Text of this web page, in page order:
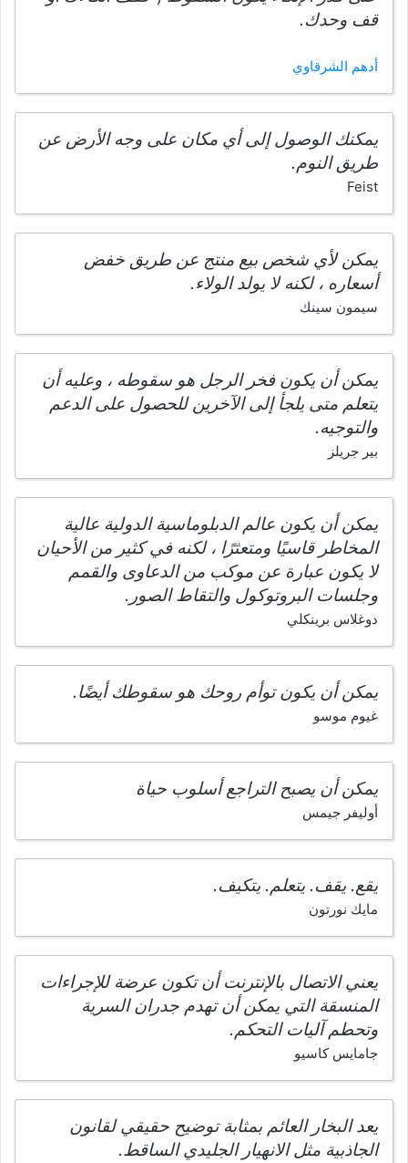
قف وحدك.
أدهم الشرقاوي
يمكنك الوصول إلى أي مكان على وجه الأرض عن
طريق النوم.
Feist
يمكن لأي شخص بيع منتج عن طريق خفض
أسعاره ، لكنه لا يولد الولاء.
سيمون سينك
يمكن أن يكون فخر الرجل هو سقوطه ، وعليه أن
يتعلم متى يلجأ إلى الآخرين للحصول على الدعم
والتوجيه.
بير جريلز
يمكن أن يكون عالم الدبلوماسية الدولية عالية
المخاطر قاسيًا ومتعثرًا ، لكنه في كثير من الأحيان
لا يكون عبارة عن موكب من الدعاوى والقمم
وجلسات البروتوكول والتقاط الصور.
دوغلاس برينكلي
يمكن أن يكون توأم روحك هو سقوطك أيضًا.
غيوم موسو
يمكن أن يصبح التراجع أسلوب حياة
أوليفر جيمس
يقع. يقف. يتعلم. يتكيف.
مايك نورتون
يعني الاتصال بالإنترنت أن تكون عرضة للإجراءات
المنسقة التي يمكن أن تهدم جدران السرية
وتحطم آليات التحكم.
جامايس كاسيو
يعد البخار العائم بمثابة توضيح حقيقي لقانون
الجاذبية مثل الانهيار الجليدي الساقط.